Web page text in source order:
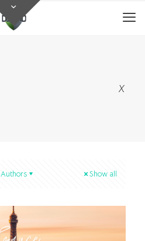
X
Authors Show all